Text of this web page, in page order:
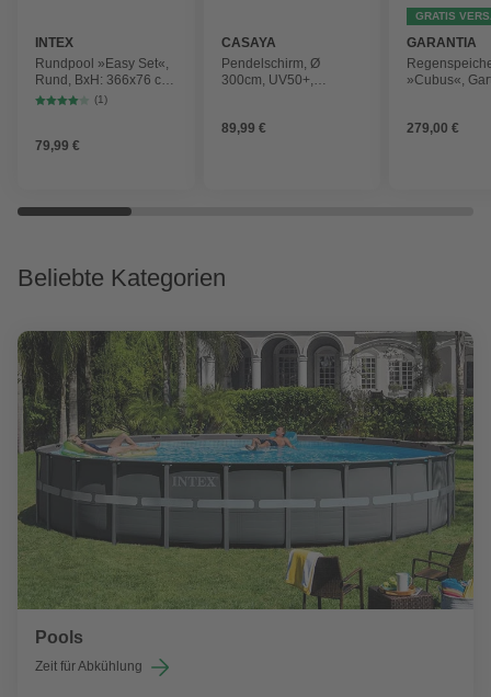
INTEX
Rundpool »Easy Set«,
Rund, BxH: 366x76 cm,
blau
(1)
79,99 €
CASAYA
Pendelschirm, Ø
300cm, UV50+,
89,99 €
GRATIS
GARANTIA
»Cubus«,
279,00 €
Beliebte Kategorien
Pools
Zeit für Abkühlung